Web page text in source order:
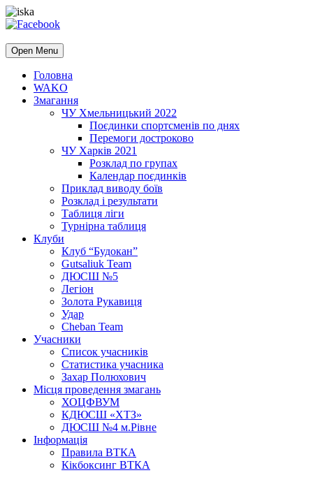
Open Menu
Головна
WAKO
Змагання
ЧУ Хмельницький 2022
Поєдинки спортсменів по днях
Перемоги достроково
ЧУ Харків 2021
Розклад по групах
Календар поєдинків
Приклад виводу боїв
Розклад і результати
Таблиця ліги
Турнірна таблиця
Клуби
Клуб “Будокан”
Gutsaliuk Team
ДЮСШ №5
Легіон
Золота Рукавиця
Удар
Cheban Team
Учасники
Список учасників
Статистика учасника
Захар Полюхович
Місця проведення змагань
ХОЦФВУМ
КДЮСШ «ХТЗ»
ДЮСШ №4 м.Рівне
Інформація
Правила ВТКА
Кікбоксинг ВТКА